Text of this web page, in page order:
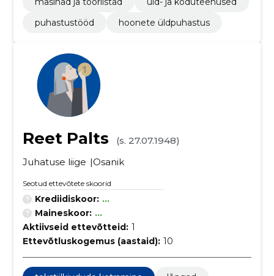
puhastustööd
hoonete üldpuhastus
Reet Palts
(s. 27.07.1948)
Juhatuse liige
Osanik
Seotud ettevõtete skoorid
Krediidiskoor: ...
Maineskoor: ...
Aktiivseid ettevõtteid: 1
Ettevõtluskogemus (aastaid): 10